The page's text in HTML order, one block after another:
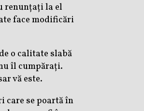
renunțați la el
face modificări
o calitate slabă
îl cumpărați.
vă este.
care se poartă în